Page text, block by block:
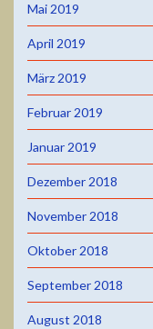
Mai 2019
April 2019
März 2019
Februar 2019
Januar 2019
Dezember 2018
November 2018
Oktober 2018
September 2018
August 2018